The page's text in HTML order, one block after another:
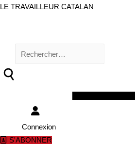
LE TRAVAILLEUR CATALAN
Rechercher :
Connexion
S'ABONNER